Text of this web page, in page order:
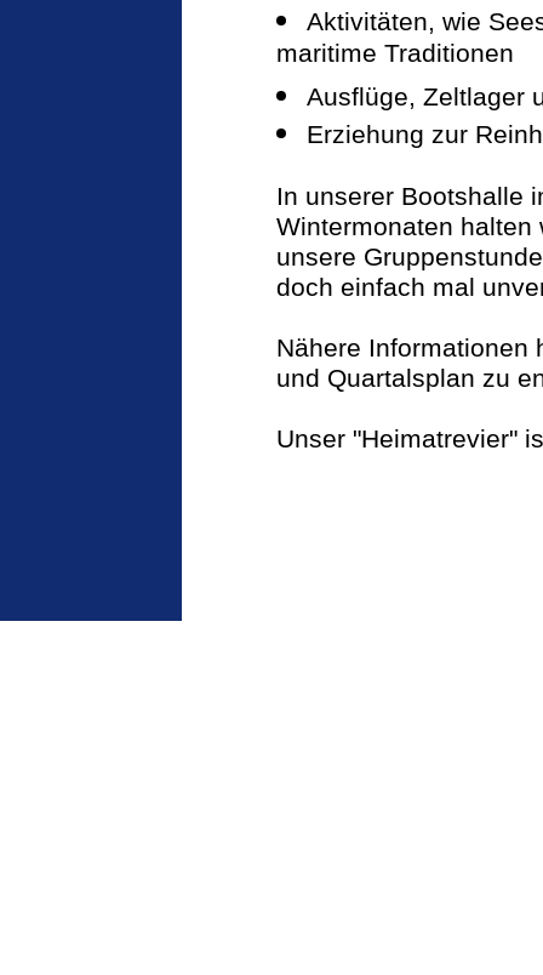
Aktivitäten, wie
maritime Traditionen
Ausflüge, Zeltlager
Erziehung zur
In unserer Bootshalle
Wintermonaten halten
unsere
doch einfach mal
Nähere Informationen
und Quartalsplan zu
Unser "Heimatrevier"